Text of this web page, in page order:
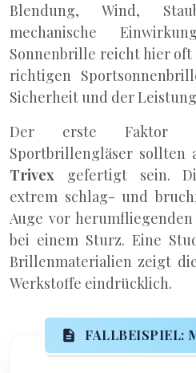
Blendung, Wind,
mechanische
Sonnenbrille reicht hier oft
richtigen
Sicherheit und der
Der erste Faktor
Sportbrillengläser sollten
Trivex gefertigt sein.
extrem schlag- und
Auge vor
bei einem Sturz. Eine
Brillenmaterialien zeigt
Werkstoffe eindrücklich.
FALLBEISPIEL: